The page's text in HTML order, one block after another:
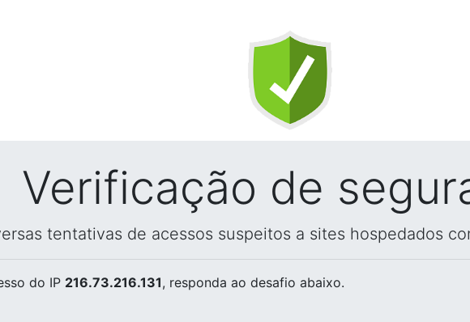
Verificação de
tentativas de acessos suspeitos a sites hospedados
do IP 216.73.216.131, responda ao desafio abaixo.